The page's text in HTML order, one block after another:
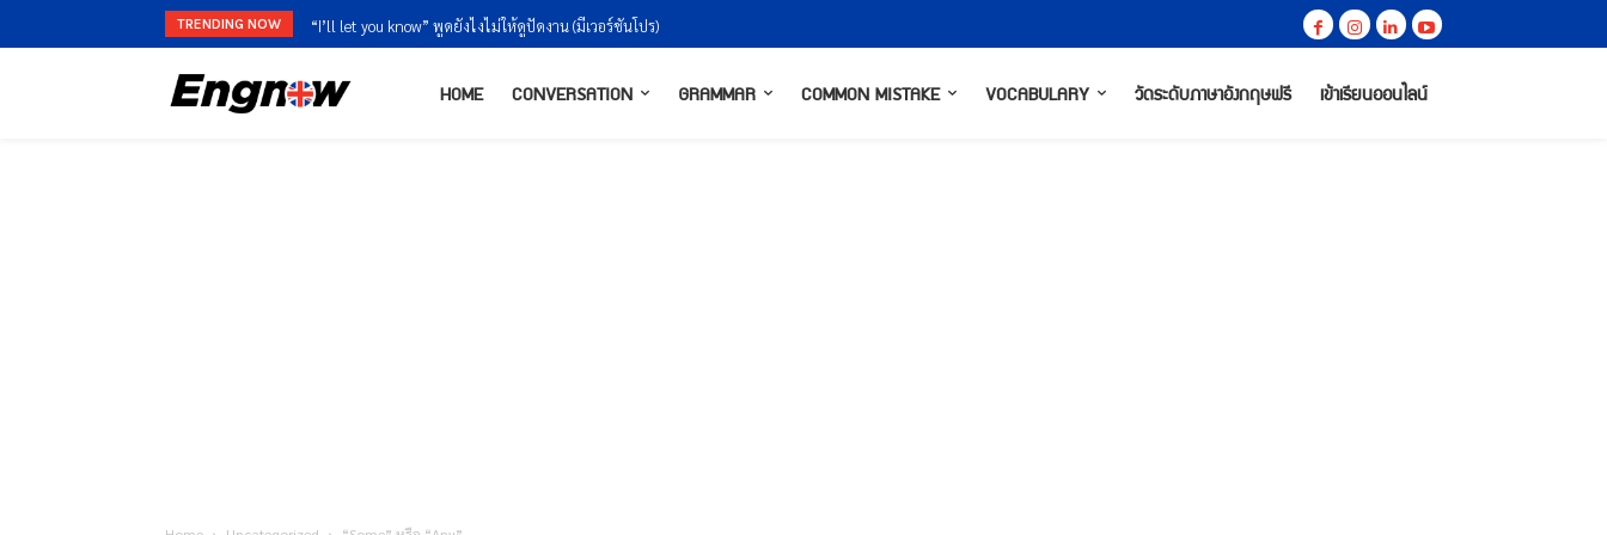
TRENDING NOW “I’ll let you know” พูดยังไงไม่ให้ดูปัดงาน (มีเวอร์ชันโปร)
“I’m finished” vs “I’m done” ใช้ต่างกันยังไงให้ธรรมชาติ
HOME CONVERSATION GRAMMAR COMMON MISTAKE VOCABULARY วัดระดับภาษาอังกฤษฟรี เข้าเรียนออนไลน์